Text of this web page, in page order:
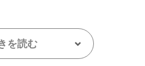
シ油アルキルグルコシド、デ
ウロアンホ酢酸Ｎａ、ベタイ
リセリン、シア脂、オレイン
を読む